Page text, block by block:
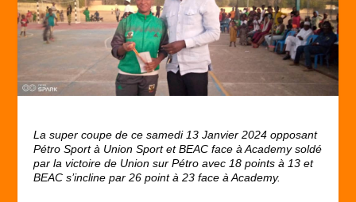
La super coupe de ce samedi 13 Janvier 2024 opposant
Pétro Sport à Union Sport et BEAC face à Academy soldé
par la victoire de Union sur Pétro avec 18 points à 13 et
BEAC s’incline par 26 point à 23 face à Academy.